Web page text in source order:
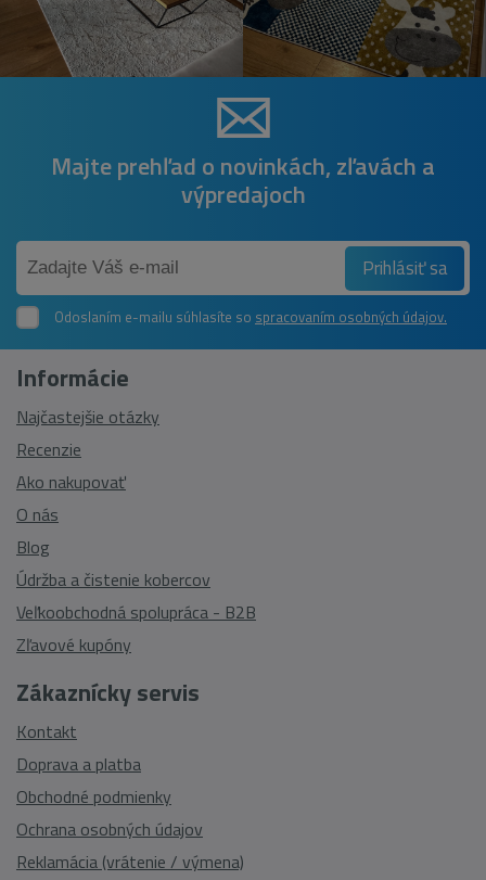
Majte prehľad o novinkách, zľavách a
výpredajoch
Prihlásiť sa
Odoslaním e-mailu súhlasíte so spracovaním osobných údajov.
Zákaznícky servis
Kontakt
Doprava a platba
Obchodné podmienky
Ochrana osobných údajov
Reklamácia (vrátenie / výmena)
Informácie
Najčastejšie otázky
Recenzie
Ako nakupovať
O nás
Blog
Údržba a čistenie kobercov
Veľkoobchodná spolupráca - B2B
Zľavové kupóny